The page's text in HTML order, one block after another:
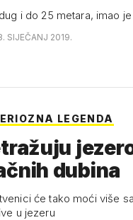
i do 25 metara, imao
SIJEČANJ 2019.
LEGENDA
dubina
će tako moći više
u jezeru